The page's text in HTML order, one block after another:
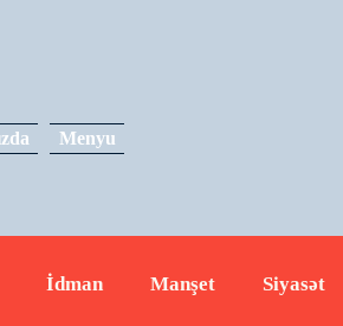
Menyu
İdman Manşet Siyasət